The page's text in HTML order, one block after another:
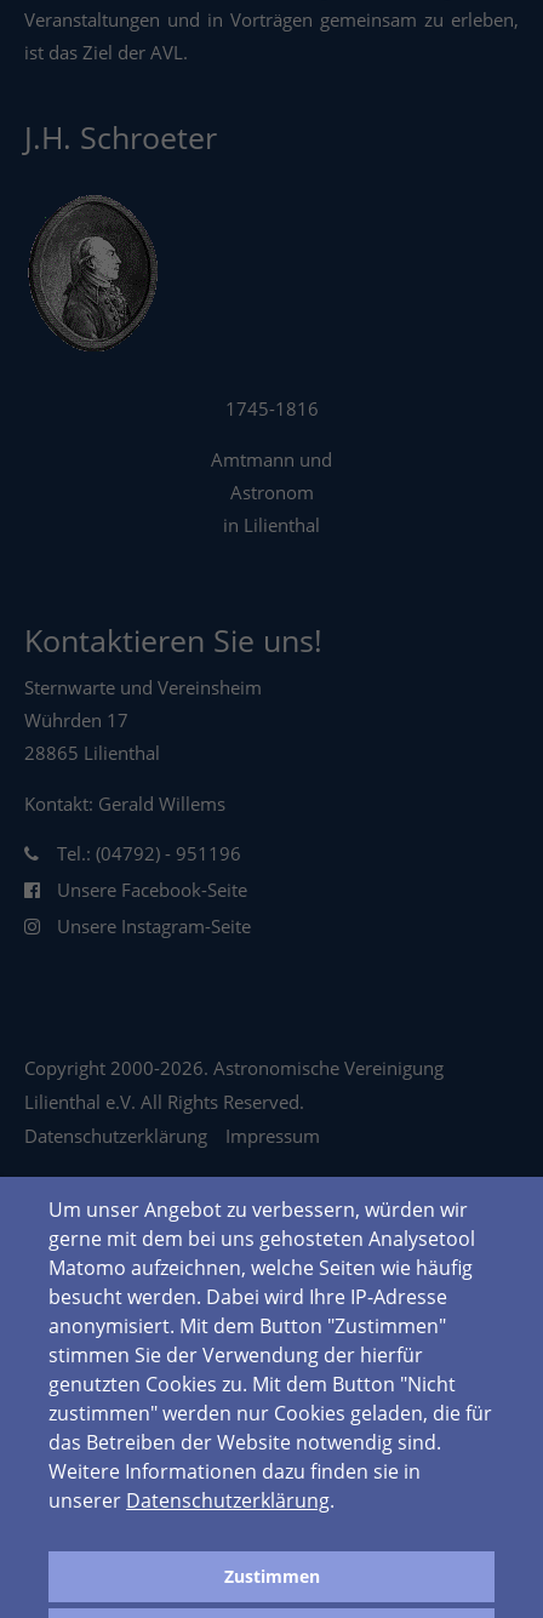
Veranstaltungen und in Vorträgen gemeinsam zu erleben,
ist das Ziel der AVL.
J.H. Schroeter
1745-1816
Amtmann und
Astronom
in Lilienthal
Kontaktieren Sie uns!
Sternwarte und Vereinsheim
Wührden 17
28865 Lilienthal
Kontakt: Gerald Willems
Tel.: (04792) - 951196
Unsere Facebook-Seite
Unsere Instagram-Seite
Copyright 2000-2026. Astronomische Vereinigung
Lilienthal e.V. All Rights Reserved.
Datenschutzerklärung
Impressum
Um unser Angebot zu verbessern, würden wir
gerne mit dem bei uns gehosteten Analysetool
Matomo aufzeichnen, welche Seiten wie häufig
besucht werden. Dabei wird Ihre IP-Adresse
anonymisiert. Mit dem Button "Zustimmen"
stimmen Sie der Verwendung der hierfür
genutzten Cookies zu. Mit dem Button "Nicht
zustimmen" werden nur Cookies geladen, die für
das Betreiben der Website notwendig sind.
Weitere Informationen dazu finden sie in
unserer Datenschutzerklärung.
Zustimmen